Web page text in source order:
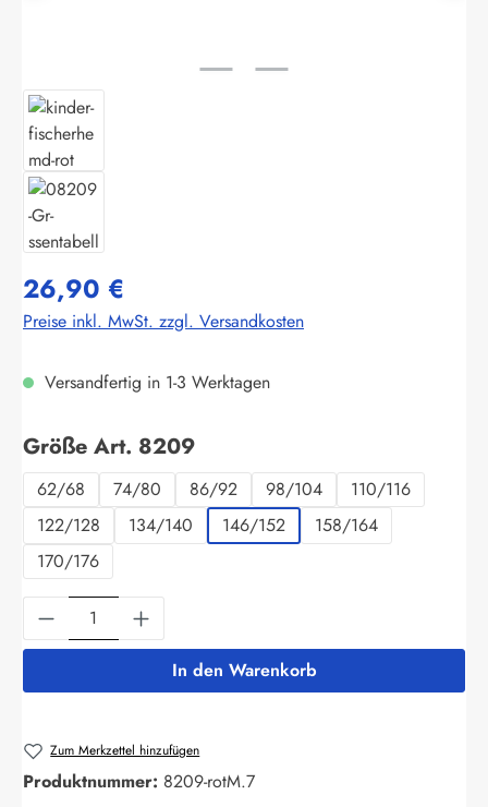
26,90 €
Preise inkl. MwSt. zzgl. Versandkosten
Versandfertig in 1-3 Werktagen
Größe Art. 8209auswählen
62/68 74/80 86/92 98/104
110/116
122/128
134/140 146/152
158/164
170/176
Produkt Anzahl: Gib den gewünschten
In den Warenkorb
Zum Merkzettel hinzufügen
Produktnummer: 8209-rotM.7